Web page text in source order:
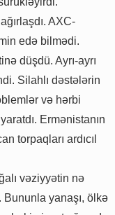
AXC-
edə bilmədi.
düşdü. Ayrı-ayrı
Silahlı dəstələrin
və hərbi
Ermənistanın
torpaqları ardıcıl
vəziyyətin nə
yanaşı, ölkə